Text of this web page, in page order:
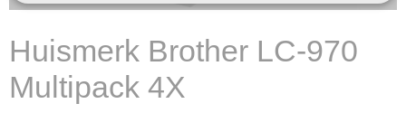
Huismerk Brother LC-970
Multipack 4X